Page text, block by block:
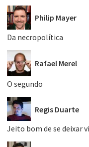
Philip Mayer
Da necropolítica
Rafael Merel
O segundo
Regis Duarte
Jeito bom de se deixar